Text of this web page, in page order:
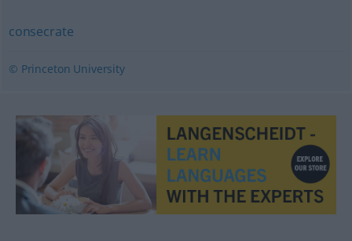
consecrate
© Princeton University